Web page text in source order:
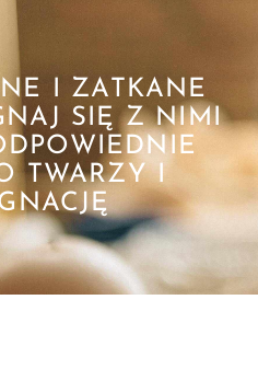
I ZATKANE
SIĘ Z NIMI
TWARZY I